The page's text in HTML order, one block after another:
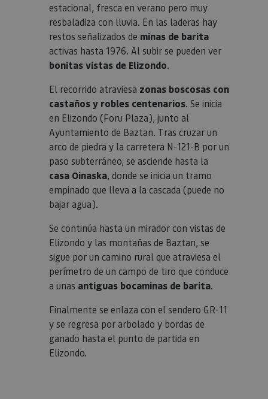
estacional, fresca en verano pero muy
resbaladiza con lluvia. En las laderas hay
restos señalizados de minas de barita
activas hasta 1976. Al subir se pueden ver
bonitas vistas de Elizondo.
El recorrido atraviesa zonas boscosas con
castaños y robles centenarios. Se inicia
en Elizondo (Foru Plaza), junto al
Ayuntamiento de Baztan. Tras cruzar un
arco de piedra y la carretera N-121-B por un
paso subterráneo, se asciende hasta la
casa Oinaska, donde se inicia un tramo
empinado que lleva a la cascada (puede no
bajar agua).
Se continúa hasta un mirador con vistas de
Elizondo y las montañas de Baztan, se
sigue por un camino rural que atraviesa el
perímetro de un campo de tiro que conduce
a unas antiguas bocaminas de barita.
Finalmente se enlaza con el sendero GR-11
y se regresa por arbolado y bordas de
ganado hasta el punto de partida en
Elizondo.